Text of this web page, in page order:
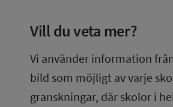
Vill du veta mer?
Vi använder information
bild som möjligt av varje
granskningar, där skolor i